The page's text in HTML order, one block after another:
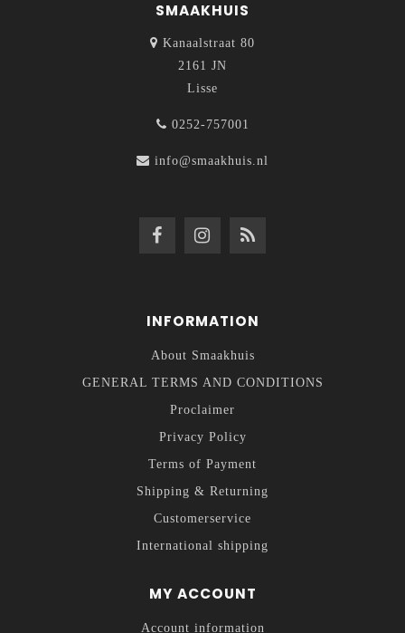
SMAAKHUIS
Kanaalstraat 80
2161 JN
Lisse
0252-757001
info@smaakhuis.nl
INFORMATION
About Smaakhuis
GENERAL TERMS AND CONDITIONS
Proclaimer
Privacy Policy
Terms of Payment
Shipping & Returning
Customerservice
International shipping
MY ACCOUNT
Account information